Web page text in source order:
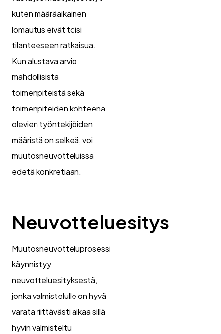
kuten määräaikainen
lomautus eivät toisi
tilanteeseen ratkaisua.
Kun alustava arvio
mahdollisista
toimenpiteistä sekä
toimenpiteiden kohteena
olevien työntekijöiden
määristä on selkeä, voi
muutosneuvotteluissa
edetä konkretiaan.
Neuvotteluesitys
Muutosneuvotteluprosessi
käynnistyy
neuvotteluesityksestä,
jonka valmistelulle on hyvä
varata riittävästi aikaa sillä
hyvin valmisteltu